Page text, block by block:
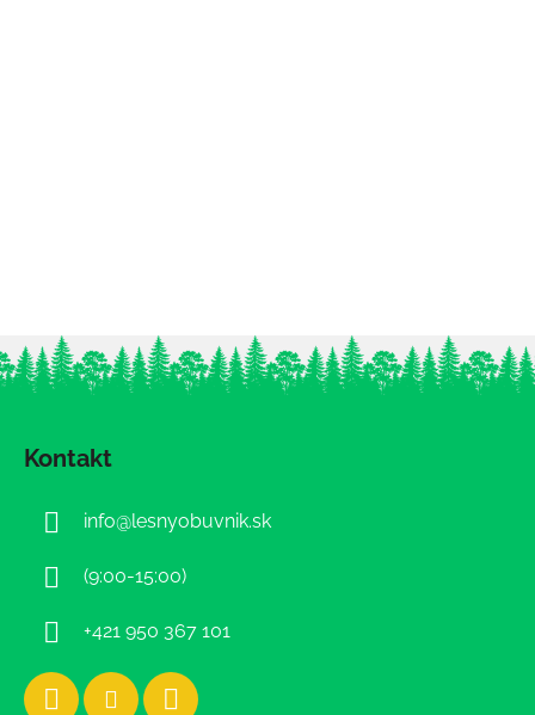
Kontakt
info@lesnyobuvnik.sk
(9:00-15:00)
+421 950 367 101